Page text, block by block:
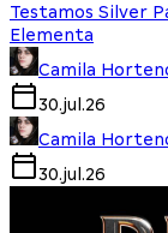
Testamos Silver
Elementa
Camila
30.jul.26
Camila
30.jul.26